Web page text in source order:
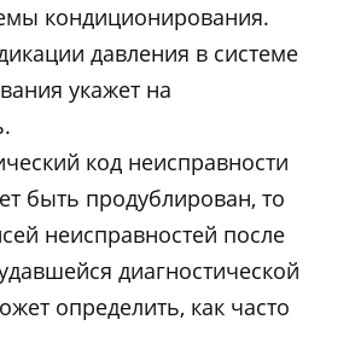
кондиционирования.
давления в системе
укажет на
код неисправности
быть продублирован, то
неисправностей после
диагностической
определить, как часто